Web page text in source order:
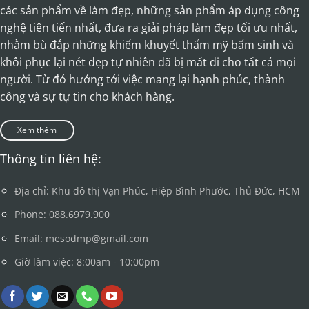
các sản phẩm về làm đẹp, những sản phẩm áp dụng công
nghệ tiên tiến nhất, đưa ra giải pháp làm đẹp tối ưu nhất,
nhằm bù đắp những khiếm khuyết thẩm mỹ bẩm sinh và
khôi phục lại nét đẹp tự nhiên đã bị mất đi cho tất cả mọi
người. Từ đó hướng tới việc mang lại hạnh phúc, thành
công và sự tự tin cho khách hàng.
Xem thêm
Thông tin liên hệ:
Địa chỉ: Khu đô thị Vạn Phúc, Hiệp Bình Phước, Thủ Đức, HCM
Phone: 088.6979.900
Email: mesodmp@gmail.com
Giờ làm việc: 8:00am - 10:00pm